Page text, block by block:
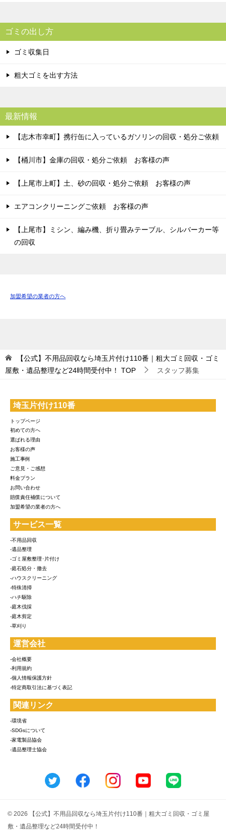
ゴミの出し方
ゴミ収集日
粗大ゴミを出す方法
最新情報
【志木市幸町】携行缶に入っているガソリンの回収・処分ご依頼
【桶川市】金庫の回収・処分ご依頼 お客様の声
【上尾市上町】土、砂の回収・処分ご依頼 お客様の声
エアコンクリーニングご依頼 お客様の声
【上尾市】ミシン、編み機、折り畳みテーブル、シルバーカー等
の回収
加盟希望の業者の方へ
【公式】不用品回収なら埼玉片付け110番｜粗大ゴミ回収・ゴミ
屋敷・遺品整理など24時間受付中！
TOP スタッフ募集
埼玉片付け110番
トップページ
初めての方へ
選ばれる理由
お客様の声
施工事例
ご意見・ご感想
料金プラン
お問い合わせ
賠償責任補償について
加盟希望の業者の方へ
サービス一覧
-不用品回収
-遺品整理
-ゴミ屋敷整理･片付け
-庭石処分・撤去
-ハウスクリーニング
-特殊清掃
-ハチ駆除
-庭木伐採
-庭木剪定
-草刈り
運営会社
-会社概要
-利用規約
-個人情報保護方針
-特定商取引法に基づく表記
関連リンク
-環境省
-SDGsについて
-家電製品協会
-遺品整理士協会
© 2026 【公式】不用品回収なら埼玉片付け110番｜粗大ゴミ回収・ゴミ屋
敷・遺品整理など24時間受付中！